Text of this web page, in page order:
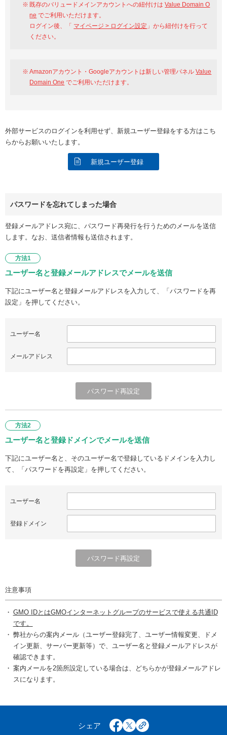
既存のバリュードメインアカウントへの紐付けはValue Domain O
ne でご利用いただけます。
ログイン後、「 マイページ > ログイン設定 」から紐付けを行って
ください。
Amazonアカウント・Googleアカウントは新しい管理パネルValue
Domain One でご利用いただけます。
外部サービスのログインを利用せず、新規ユーザー登録をする方はこち
らからお願いいたします。
新規ユーザー登録
パスワードを忘れてしまった場合
登録メールアドレス宛に、パスワード再発行を行うためのメールを送信
します。なお、送信者情報も送信されます。
方法1
ユーザー名と登録メールアドレスでメールを送信
下記にユーザー名と登録メールアドレスを入力して、「パスワードを再
設定」を押してください。
ユーザー名
メールアドレス
方法2
ユーザー名と登録ドメインでメールを送信
下記にユーザー名と、そのユーザー名で登録しているドメインを入力し
て、「パスワードを再設定」を押してください。
ユーザー名
登録ドメイン
注意事項
GMO IDとはGMOインターネットグループのサービスで使える共通ID
です。
弊社からの案内メール（ユーザー登録完了、ユーザー情報変更、ドメ
イン更新、サーバー更新等）で、ユーザー名と登録メールアドレスが
確認できます。
案内メールを2箇所設定している場合は、どちらかが登録メールアドレ
スになります。
シェア facebook
x copy